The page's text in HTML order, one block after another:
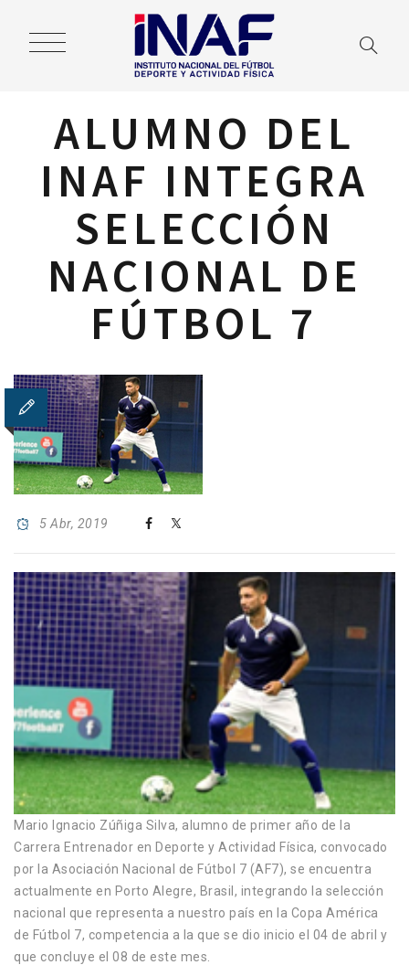
ALUMNO DEL
INAF INTEGRA
SELECCIÓN
NACIONAL DE
FÚTBOL 7
5 Abr, 2019
Mario Ignacio Zúñiga Silva, alumno de primer año de la
Carrera Entrenador en Deporte y Actividad Física, convocado
por la Asociación Nacional de Fútbol 7 (AF7), se encuentra
actualmente en Porto Alegre, Brasil, integrando la selección
nacional que representa a nuestro país en la Copa América
de Fútbol 7, competencia a la que se dio inicio el 04 de abril y
que concluye el 08 de este mes.